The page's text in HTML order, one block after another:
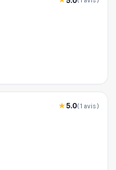
5.0(1 avis)